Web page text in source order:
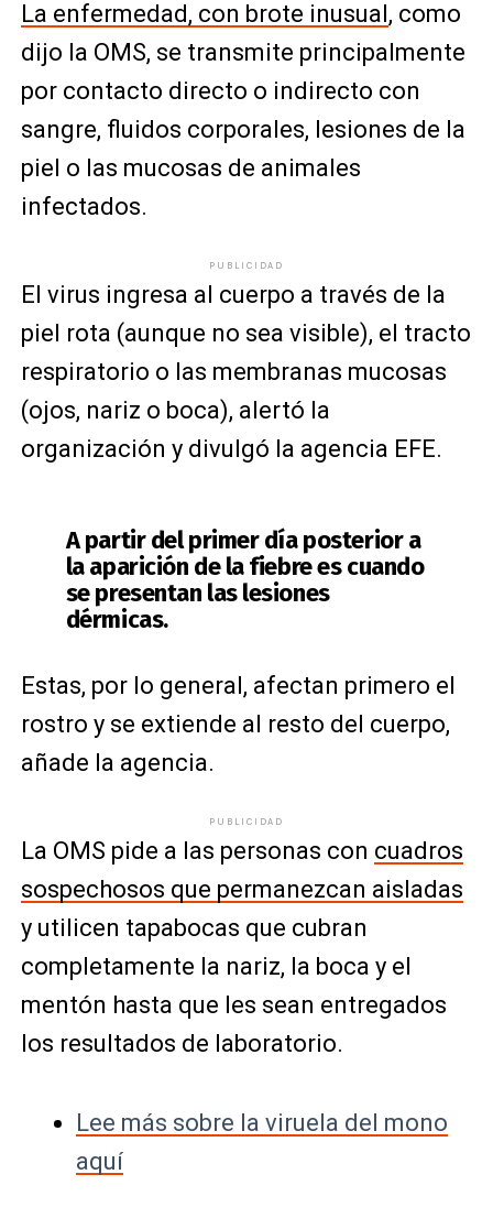
La enfermedad, con brote inusual, como
dijo la OMS, se transmite principalmente
por contacto directo o indirecto con
sangre, fluidos corporales, lesiones de la
piel o las mucosas de animales
infectados.
PUBLICIDAD
El virus ingresa al cuerpo a través de la
piel rota (aunque no sea visible), el tracto
respiratorio o las membranas mucosas
(ojos, nariz o boca), alertó la
organización y divulgó la agencia EFE.
A partir del primer día posterior a
la aparición de la fiebre es cuando
se presentan las lesiones
dérmicas.
Estas, por lo general, afectan primero el
rostro y se extiende al resto del cuerpo,
añade la agencia.
PUBLICIDAD
La OMS pide a las personas con cuadros
sospechosos que permanezcan aisladas
y utilicen tapabocas que cubran
completamente la nariz, la boca y el
mentón hasta que les sean entregados
los resultados de laboratorio.
Lee más sobre la viruela del mono
aquí